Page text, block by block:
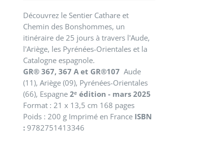
Découvrez le Sentier Cathare et
Chemin des Bonshommes, un
itinéraire de 25 jours à travers l'Aude,
l'Ariège, les Pyrénées-Orientales et la
Catalogne espagnole.
GR® 367, 367 A et GR®107 Aude
(11), Ariège (09), Pyrénées-Orientales
(66), Espagne2ᵉ édition - mars 2025
Format : 21 x 13,5 cm 168 pages
Poids : 200 g Imprimé en France ISBN
: 9782751413346